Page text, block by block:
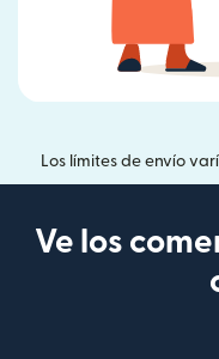
Los límites de envío
Ve los